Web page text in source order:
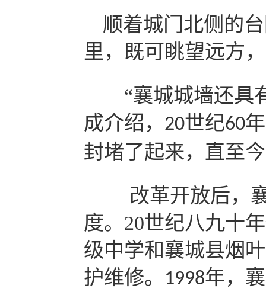
顺着城门北侧的
里，既可眺望远方
“襄城城墙还具
成介绍， 20世纪60
封堵了起来，直至
改革开放后，
度。 20世纪八九十
级中学和襄城县烟
护维修。
1998年，